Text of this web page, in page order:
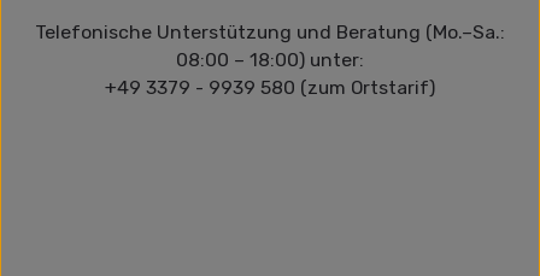
Telefonische Unterstützung und Beratung (Mo.–Sa.:
08:00 – 18:00) unter:
+49 3379 - 9939 580 (zum Ortstarif)